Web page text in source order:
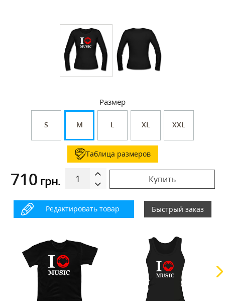
Размер
S M L XL XXL
Таблица размеров
710 грн. Купить
Редактировать товар Быстрый заказ